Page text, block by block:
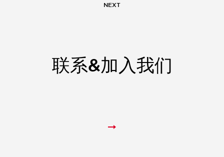
NEXT
联系&加入我们